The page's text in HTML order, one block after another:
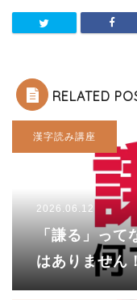
RELATED
漢字読み講座
2026.06.12
「謙る」っ
はありません